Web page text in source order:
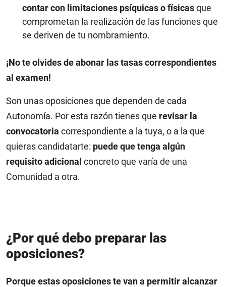
contar con limitaciones psíquicas o físicasque
comprometan la realización de las funciones que
se deriven de tu nombramiento.
¡No te olvides de abonar las tasas correspondientes
al examen!
Son unas oposiciones que dependen de cada
Autonomía. Por esta razón tienes que revisar la
convocatoria correspondiente a la tuya, o a la que
quieras candidatarte: puede que tenga algún
requisito adicional concreto que varía de una
Comunidad a otra.
¿Por qué debo preparar las
oposiciones?
Porque estas oposiciones te van a permitir alcanzar